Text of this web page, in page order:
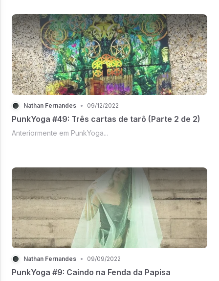
mesmo.
Nathan Fernandes • 09/12/2022
PunkYoga #49: Três cartas de tarô (Parte 2 de 2)
Anteriormente em PunkYoga...
Nathan Fernandes • 09/09/2022
PunkYoga #9: Caindo na Fenda da Papisa